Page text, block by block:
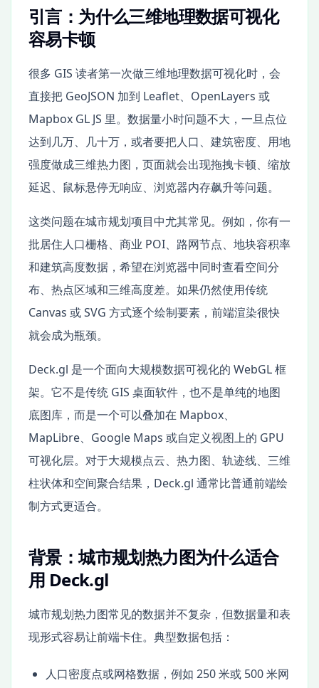
引言：为什么三维地理数据可视化
容易卡顿
很多 GIS 读者第一次做三维地理数据可视化时，会
直接把 GeoJSON 加到 Leaflet、OpenLayers 或
Mapbox GL JS 里。数据量小时问题不大，一旦点位
达到几万、几十万，或者要把人口、建筑密度、用地
强度做成三维热力图，页面就会出现拖拽卡顿、缩放
延迟、鼠标悬停无响应、浏览器内存飙升等问题。
这类问题在城市规划项目中尤其常见。例如，你有一
批居住人口栅格、商业 POI、路网节点、地块容积率
和建筑高度数据，希望在浏览器中同时查看空间分
布、热点区域和三维高度差。如果仍然使用传统
Canvas 或 SVG 方式逐个绘制要素，前端渲染很快
就会成为瓶颈。
Deck.gl 是一个面向大规模数据可视化的 WebGL 框
架。它不是传统 GIS 桌面软件，也不是单纯的地图
底图库，而是一个可以叠加在 Mapbox、
MapLibre、Google Maps 或自定义视图上的 GPU
可视化层。对于大规模点云、热力图、轨迹线、三维
柱状体和空间聚合结果，Deck.gl 通常比普通前端绘
制方式更适合。
背景：城市规划热力图为什么适合
用 Deck.gl
城市规划热力图常见的数据并不复杂，但数据量和表
现形式容易让前端卡住。典型数据包括：
人口密度点或网格数据，例如 250 米或 500 米网